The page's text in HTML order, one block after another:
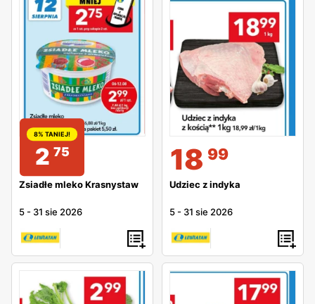
8% TANIEJ!
2 75
Zsiadłe mleko Krasnystaw
5 - 31 sie 2026
18 99
Udziec z indyka
5 - 31 sie 2026